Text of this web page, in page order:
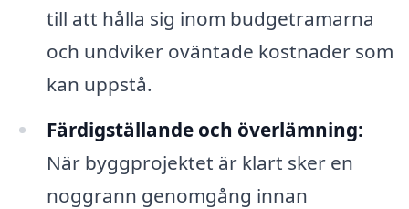
till att hålla sig inom budgetramarna
och undviker oväntade kostnader som
kan uppstå.
Färdigställande och överlämning:
När byggprojektet är klart sker en
noggrann genomgång innan